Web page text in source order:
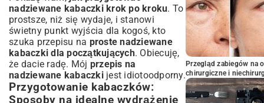
nadziewane kabaczki krok po kroku. To
prostsze, niż się wydaje, i stanowi
świetny punkt wyjścia dla kogoś, kto
szuka przepisu na proste nadziewane
kabaczki dla początkujących. Obiecuję,
że dacie radę. Mój przepis na
nadziewane kabaczkijest idiotoodporny.
Przygotowanie kabaczków:
Sposoby na idealne wydrążenie
Przegląd zabiegów na
chirurgiczne i